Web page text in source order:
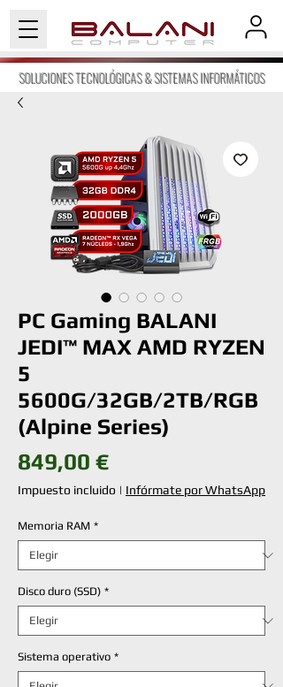
SOLUCIONES TECNOLÓGICAS & SISTEMAS INFORMÁTICOS
PC Gaming BALANI
JEDI™ MAX AMD RYZEN
5
5600G/32GB/2TB/RGB
(Alpine Series)
849,00 €Precio
Impuesto incluido | Infórmate por WhatsApp
Memoria RAM *
Disco duro (SSD) *
Sistema operativo *